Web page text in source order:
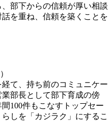
部下からの信頼が厚い相談
を重ね、信頼を築くことを
て、持ち前のコミュニケー
部長として部下育成の傍
100件もこなすトップセー
しを「カジラク」にするこ